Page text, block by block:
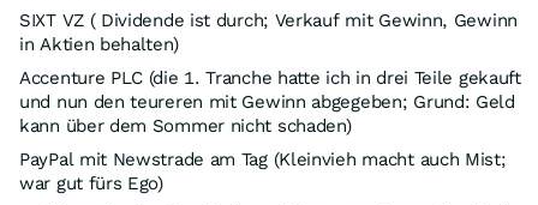
SIXT VZ ( Dividende ist durch; Verkauf mit Gewinn, Gewinn
in Aktien behalten)
Accenture PLC (die 1. Tranche hatte ich in drei Teile gekauft
und nun den teureren mit Gewinn abgegeben; Grund: Geld
kann über dem Sommer nicht schaden)
PayPal mit Newstrade am Tag (Kleinvieh macht auch Mist;
war gut fürs Ego)